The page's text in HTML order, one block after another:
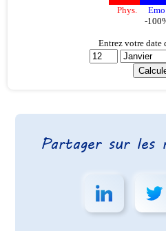
Partager sur les